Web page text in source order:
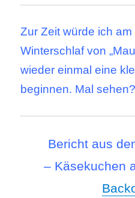
Zur Zeit würde ich
Winterschlaf von
wieder einmal eine
beginnen. Mal
Bericht aus
– Käsekuchen